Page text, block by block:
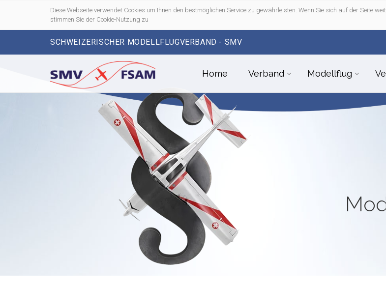
Diese Webseite verwendet Cookies um Ihnen den bestmöglichen Service zu gewährleisten. Wenn Sie sich auf der Seite
stimmen Sie der Cookie-Nutzung zu
SCHWEIZERISCHER MODELLFLUGVERBAND - SMV
Home Verband Modellflug